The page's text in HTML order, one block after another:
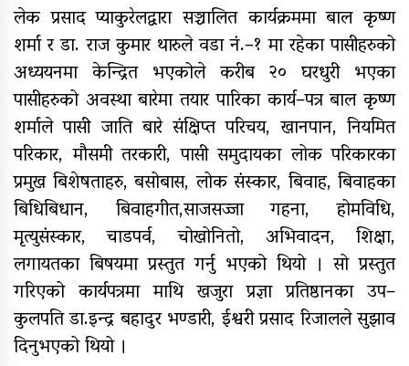
नेपाल रेडक्रसका केन्द्रीय कोषाध्यक्ष
कर्माचार्यद्वारा बाँके शाखामा भेटघाट
नेपालका सर्वाधिक स्वयंसेवी शतक
रक्तदाता कर्माचार्यद्वारा मुगुमा १८७औं
पटकको रक्तदान
लेक प्रसाद प्याकुरेलद्वारा सञ्चालित कार्यक्रममा बाल कृष्ण
शर्मा र डा. राज कुमार थारुले वडा नं.–१ मा रहेका पासीहरुको
अध्ययनमा केन्द्रित भएकोले करीब २० घरधुरी भएका
पासीहरुको अवस्था बारेमा तयार पारिका कार्य–पत्र बाल कृष्ण
शर्माले पासी जाति बारे संक्षिप्त परिचय, खानपान, नियमित
परिकार, मौसमी तरकारी, पासी समुदायका लोक परिकारका
प्रमुख बिशेषताहरु, बसोबास, लोक संस्कार, बिवाह, बिवाहका
बिधिबिधान, बिवाहगीत,साजसज्जा गहना, होमविधि,
मृत्युसंस्कार, चाडपर्व, चोखोनितो, अभिवादन, शिक्षा,
लगायतका बिषयमा प्रस्तुत गर्नु भएको थियो । सो प्रस्तुत
गरिएको कार्यपत्रमा माथि खजुरा प्रज्ञा प्रतिष्ठानका उप–
कुलपति डा.इन्द्र बहादुर भण्डारी, ईश्वरी प्रसाद रिजालले सुझाव
दिनुभएको थियो ।